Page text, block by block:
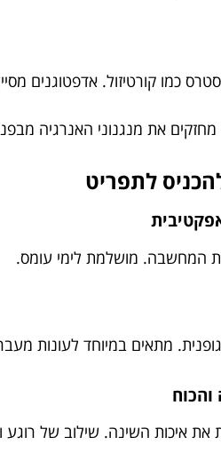
כמו קורטיזול. אדפטוגנים
את מנגנוני האנרגיה
המחשבה. מושלמת לימי עומס.
מתאים במיוחד לעונות
איכות השינה. שילוב של רוגע